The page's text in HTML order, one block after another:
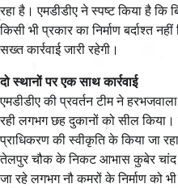
रहा है। एमडीडीए ने स्पष्ट किया है
किसी भी प्रकार का निर्माण बर्दाश्त
सख्त कार्रवाई जारी रहेगी।
दो स्थानों पर एक साथ कार्रवाई
एमडीडीए की प्रवर्तन टीम ने
रही लगभग छह दुकानों को सील किया।
प्राधिकरण की स्वीकृति के किया जा
तेलपुर चौक के निकट आभास कुबेर चांद
जा रहे लगभग नौ कमरों के निर्माण को